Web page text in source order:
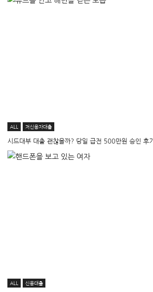
ALL 저신용자대출
시드대부 대출 괜찮을까? 당일 급전 500만원 승인 후기
ALL 신용대출